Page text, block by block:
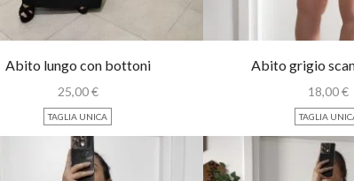
Abito lungo con bottoni
25,00€
TAGLIA UNICA
Abito grigio
18,00€
TAGLIA